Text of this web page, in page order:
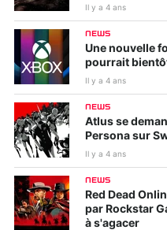
Il y a 4 ans
NEWS
Une nouvelle
pourrait
Il y a 4 ans
NEWS
Atlus se
Persona sur
Il y a 4 ans
NEWS
Red Dead
par Rockstar
à s'agacer